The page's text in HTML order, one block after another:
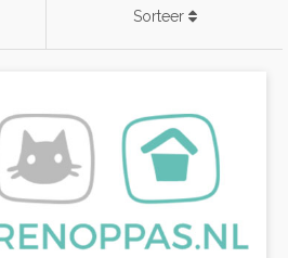
Sorteer